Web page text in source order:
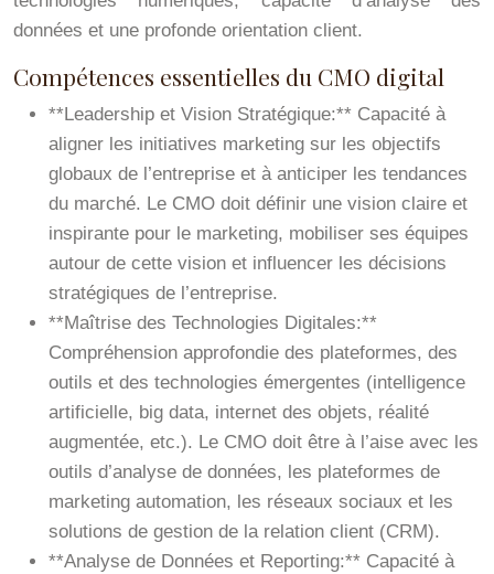
données et une profonde orientation client.
Compétences essentielles du CMO digital
**Leadership et Vision Stratégique:** Capacité à
aligner les initiatives marketing sur les objectifs
globaux de l’entreprise et à anticiper les tendances
du marché. Le CMO doit définir une vision claire et
inspirante pour le marketing, mobiliser ses équipes
autour de cette vision et influencer les décisions
stratégiques de l’entreprise.
**Maîtrise des Technologies Digitales:**
Compréhension approfondie des plateformes, des
outils et des technologies émergentes (intelligence
artificielle, big data, internet des objets, réalité
augmentée, etc.). Le CMO doit être à l’aise avec les
outils d’analyse de données, les plateformes de
marketing automation, les réseaux sociaux et les
solutions de gestion de la relation client (CRM).
**Analyse de Données et Reporting:** Capacité à